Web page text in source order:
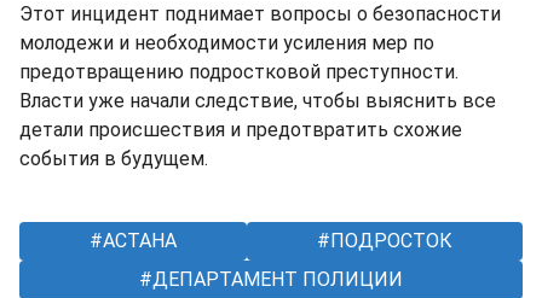
Этот инцидент поднимает вопросы о безопасности
молодежи и необходимости усиления мер по
предотвращению подростковой преступности.
Власти уже начали следствие, чтобы выяснить все
детали происшествия и предотвратить схожие
события в будущем.
АСТАНА
ПОДРОСТОК
ДЕПАРТАМЕНТ ПОЛИЦИИ